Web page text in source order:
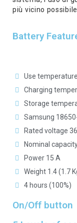
più vicino
Battery
Use
Charging
Storage
Samsung
Rated voltage
Nominal
Power 15 A
Weight 1.4 (1.7
4 hours (100%)
On/Off button